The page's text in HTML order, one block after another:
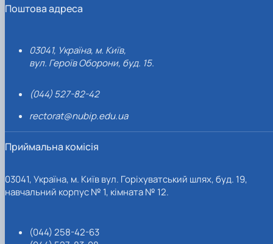
Поштова адреса
03041, Україна, м. Київ,
вул. Героїв Оборони, буд. 15.
(044) 527-82-42
rectorat@nubip.edu.ua
Приймальна комісія
03041, Україна, м. Київ вул. Горіхуватський шлях, буд. 19,
навчальний корпус № 1, кімната № 12.
(044) 258-42-63